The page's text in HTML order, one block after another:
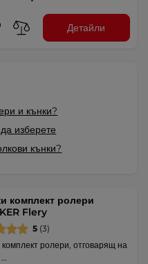
Детайли
и кънки?
изберете
кънки?
комплект ролери
Flery
5 (3)
комплект ролери, отговарящ на
…